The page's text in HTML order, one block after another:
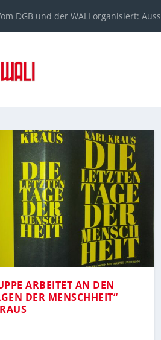
DGB und der WALI organisiert:
ARBEITET AN DEN
DER MENSCHHEIT“